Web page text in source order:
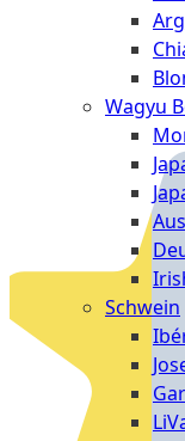
Wagyu
Schwein